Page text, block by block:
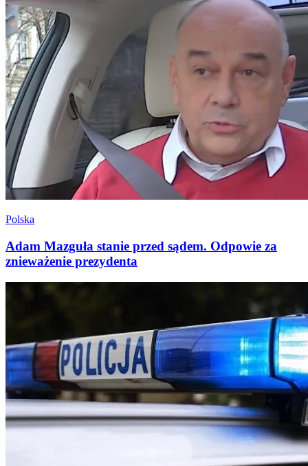
Polska
Adam Mazguła stanie przed sądem. Odpowie za
znieważenie prezydenta